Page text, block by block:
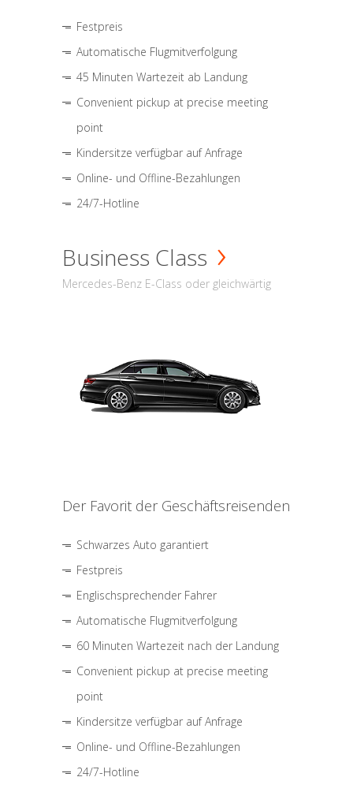
Festpreis
Automatische Flugmitverfolgung
45 Minuten Wartezeit ab Landung
Convenient pickup at precise meeting
point
Kindersitze verfügbar auf Anfrage
Online- und Offline-Bezahlungen
24/7-Hotline
Business Class
Mercedes-Benz E-Class oder gleichwärtig
Der Favorit der Geschäftsreisenden
Schwarzes Auto garantiert
Festpreis
Englischsprechender Fahrer
Automatische Flugmitverfolgung
60 Minuten Wartezeit nach der Landung
Convenient pickup at precise meeting
point
Kindersitze verfügbar auf Anfrage
Online- und Offline-Bezahlungen
24/7-Hotline